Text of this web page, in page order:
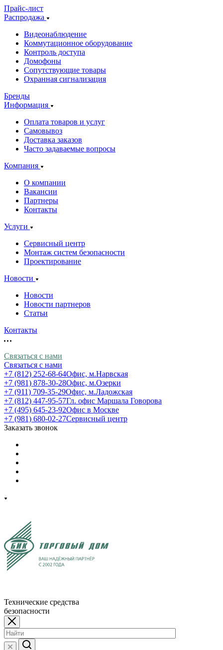
Прайс-лист
Распродажа
Видеонаблюдение
Коммутационное оборудование
Контроль доступа
Домофоны
Сопутствующие товары
Охранная сигнализация
Бренды
Информация
Оплата товаров и услуг
Самовывоз
Доставка заказов
Часто задаваемые вопросы
Компания
О компании
Вакансии
Партнеры
Контакты
Услуги
Сервисный центр
Монтаж систем безопасности
Проектирование
Новости
Новости
Новости партнеров
Статьи
Контакты
Связаться с нами
Связаться с нами
+7 (812) 252-68-64Офис, м.Нарвская
+7 (981) 878-30-28Офис, м.Озерки
+7 (911) 709-35-29Офис, м.Ладожская
+7 (812) 447-95-57Гл. офис Маршала Говорова
+7 (495) 645-23-92Офис в Москве
+7 (981) 680-02-27Сервисный центр
Заказать звонок
Технические средства
безопасности